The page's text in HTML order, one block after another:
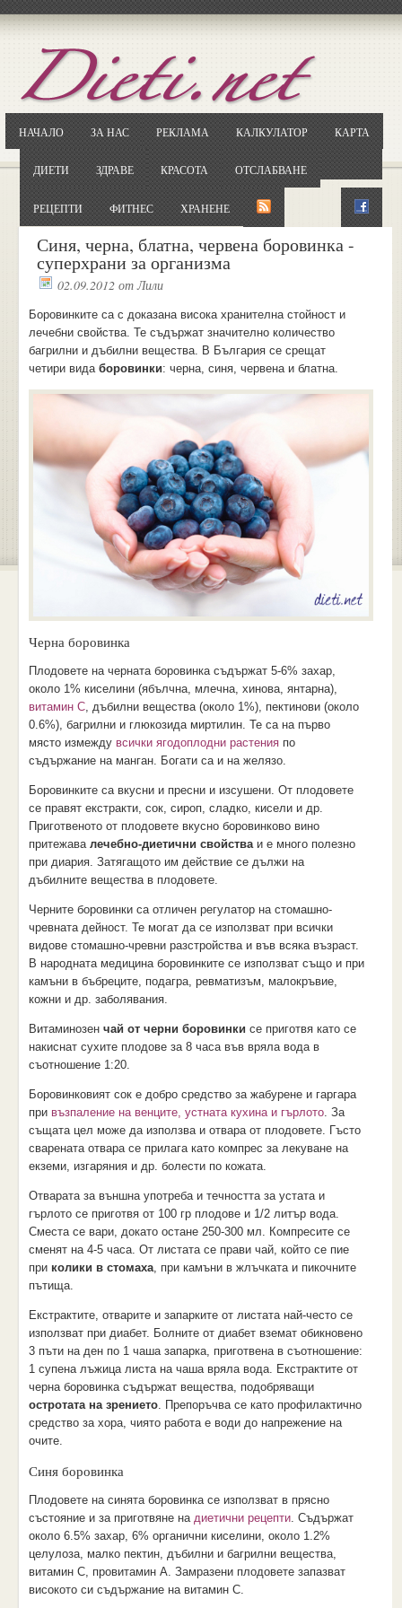
НАЧАЛО ЗА НАС РЕКЛАМА КАЛКУЛАТОР КАРТА
ДИЕТИ ЗДРАВЕ КРАСОТА ОТСЛАБВАНЕ
РЕЦЕПТИ ФИТНЕС ХРАНЕНЕ
Синя, черна, блатна, червена боровинка -
суперхрани за организма
02.09.2012 отЛили
Боровинките са с доказана висока хранителна стойност и
лечебни свойства. Те съдържат значително количество
багрилни и дъбилни вещества. В България се срещат
четири вида боровинки: черна, синя, червена и блатна.
Черна боровинка
Плодовете на черната боровинка съдържат 5-6% захар,
около 1% киселини (ябълчна, млечна, хинова, янтарна),
витамин С, дъбилни вещества (около 1%), пектинови (около
0.6%), багрилни и глюкозида миртилин. Те са на първо
място измежду всички ягодоплодни растенияпо
съдържание на манган. Богати са и на желязо.
Боровинките са вкусни и пресни и изсушени. От плодовете
се правят екстракти, сок, сироп, сладко, кисели и др.
Приготвеното от плодовете вкусно боровинково вино
притежава лечебно-диетични свойстваи е много полезно
при диария. Затягащото им действие се дължи на
дъбилните вещества в плодовете.
Черните боровинки са отличен регулатор на стомашно-
чревната дейност. Те могат да се използват при всички
видове стомашно-чревни разстройства и във всяка възраст.
В народната медицина боровинките се използват също и при
камъни в бъбреците, подагра, ревматизъм, малокръвие,
кожни и др. заболявания.
Витаминозен чай от черни боровинки се приготвя като се
накиснат сухите плодове за 8 часа във вряла вода в
съотношение 1:20.
Боровинковият сок е добро средство за жабурене и гаргара
при възпаление на венците, устната кухина и гърлото. За
същата цел може да използва и отвара от плодовете. Гъсто
сварената отвара се прилага като компрес за лекуване на
екземи, изгаряния и др. болести по кожата.
Отварата за външна употреба и течността за устата и
гърлото се приготвя от 100 гр плодове и 1/2 литър вода.
Сместа се вари, докато остане 250-300 мл. Компресите се
сменят на 4-5 часа. От листата се прави чай, който се пие
при колики в стомаха, при камъни в жлъчката и пикочните
пътища.
Екстрактите, отварите и запарките от листата най-често се
използват при диабет. Болните от диабет вземат обикновено
3 пъти на ден по 1 чаша запарка, приготвена в съотношение:
1 супена лъжица листа на чаша вряла вода. Екстрактите от
черна боровинка съдържат вещества, подобряващи
остротата на зрението. Препоръчва се като профилактично
средство за хора, чиято работа е води до напрежение на
очите.
Синя боровинка
Плодовете на синята боровинка се използват в прясно
състояние и за приготвяне на диетични рецепти. Съдържат
около 6.5% захар, 6% органични киселини, около 1.2%
целулоза, малко пектин, дъбилни и багрилни вещества,
витамин С, провитамин А. Замразени плодовете запазват
високото си съдържание на витамин С.
ОтворетеGoogle.bg
Потърсете "Cloxy"
Кликнете на първия резултат
... и я въведете в полето: